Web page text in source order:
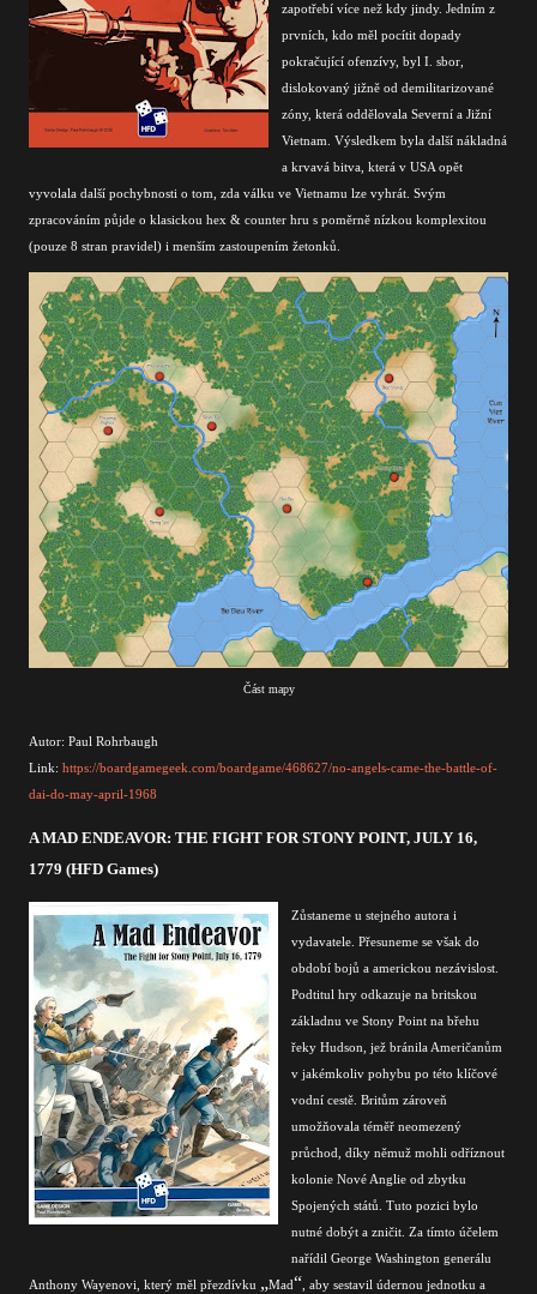
zapotřebí více než kdy jindy. Jedním z
prvních, kdo měl pocítit dopady
pokračující ofenzívy, byl I. sbor,
dislokovaný jižně od demilitarizované
zóny, která oddělovala Severní a Jižní
Vietnam. Výsledkem byla další nákladná
a krvavá bitva, která v USA opět
vyvolala další pochybnosti o tom, zda válku ve Vietnamu lze vyhrát. Svým
zpracováním půjde o klasickou hex & counter hru s poměrně nízkou komplexitou
(pouze 8 stran pravidel) i menším zastoupením žetonků.
Část mapy
Autor: Paul Rohrbaugh
Link: https://boardgamegeek.com/boardgame/468627/no-angels-came-the-battle-of-
dai-do-may-april-1968
A MAD ENDEAVOR: THE FIGHT FOR STONY POINT, JULY 16,
1779 (HFD Games)
Zůstaneme u stejného autora i
vydavatele. Přesuneme se však do
období bojů a americkou nezávislost.
Podtitul hry odkazuje na britskou
základnu ve Stony Point na břehu
řeky Hudson, jež bránila Američanům
v jakémkoliv pohybu po této klíčové
vodní cestě. Britům zároveň
umožňovala téměř neomezený
průchod, díky němuž mohli odříznout
kolonie Nové Anglie od zbytku
Spojených států. Tuto pozici bylo
nutné dobýt a zničit. Za tímto účelem
nařídil George Washington generálu
Anthony Wayenovi, který měl přezdívku „Mad“ , aby sestavil údernou jednotku a